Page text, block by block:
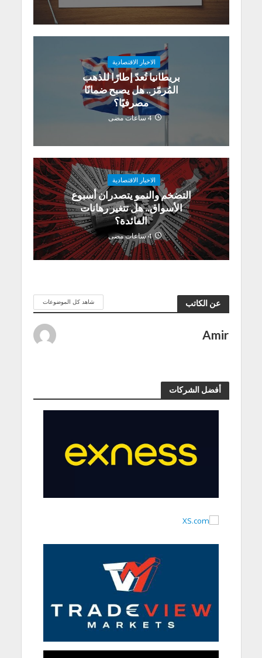
الاخبار الاقتصادية
بريطانيا تُعدّ إطارًا للذهب
المُرمّز.. هل يصبح ضمانًا
مصرفيًا؟
4 ساعات مضى
الاخبار الاقتصادية
التضخم والنمو يتصدران أسبوع
الأسواق.. هل تتغير رهانات
الفائدة؟
4 ساعات مضى
عن الكاتب شاهد كل الموضوعات
Amir
أفضل الشركات